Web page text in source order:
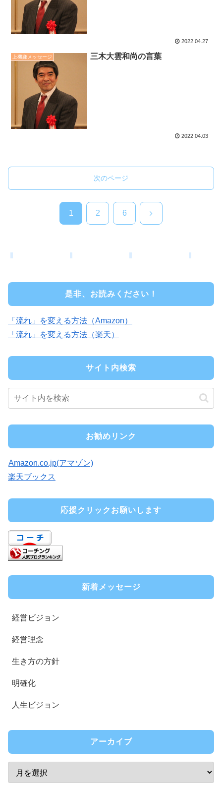
2022.04.27
上機嫌メッセージ 三木大雲和尚の言葉
2022.04.03
次のページ
1 2 6 次
是非、お読みください！
「流れ」を変える方法（Amazon）
「流れ」を変える方法（楽天）
サイト内検索
お勧めリンク
Amazon.co.jp(アマゾン)
楽天ブックス
応援クリックお願いします
新着メッセージ
経営ビジョン
経営理念
生き方の方針
明確化
人生ビジョン
アーカイブ